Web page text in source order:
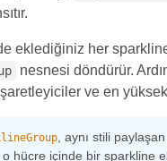
eklediğiniz her
nesnesi döndürür.
işaretleyiciler ve en
, aynı stili
hücre içinde bir sparkline